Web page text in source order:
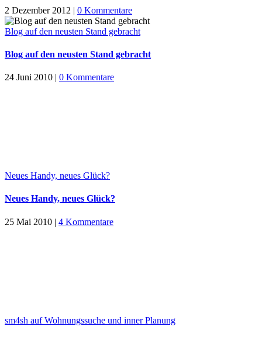
2 Dezember 2012 | 0 Kommentare
Blog auf den neusten Stand gebracht
Blog auf den neusten Stand gebracht
24 Juni 2010 | 0 Kommentare
Neues Handy, neues Glück?
Neues Handy, neues Glück?
25 Mai 2010 | 4 Kommentare
sm4sh auf Wohnungssuche und inner Planung